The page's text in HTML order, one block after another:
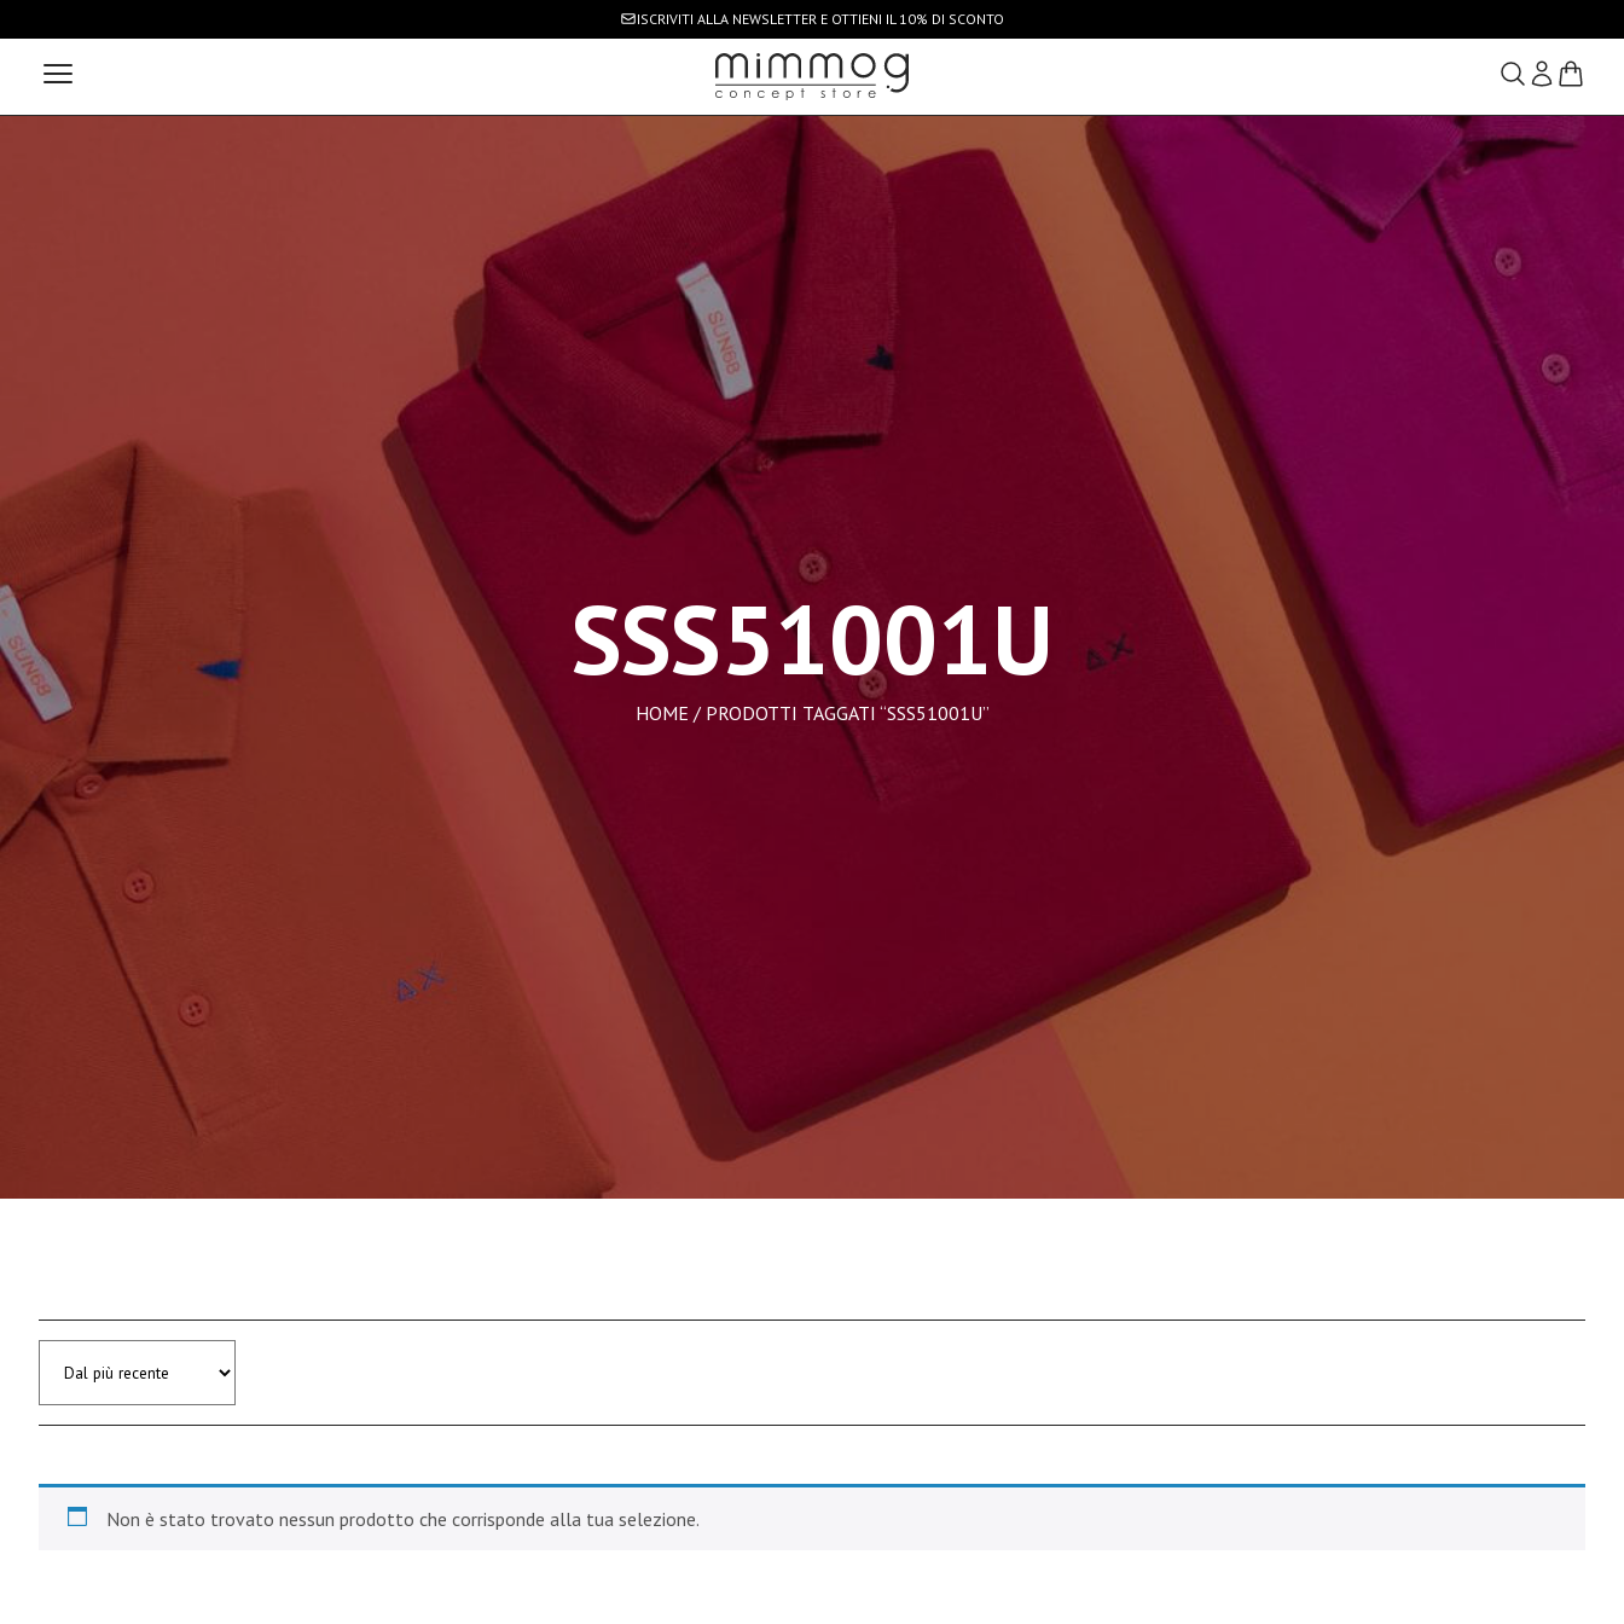
ISCRIVITI ALLA NEWSLETTER E OTTIENI IL 10% DI SCONTO
SSS51001U
HOME / PRODOTTI TAGGATI “SSS51001U”
Non è stato trovato nessun prodotto che corrisponde alla tua selezione.